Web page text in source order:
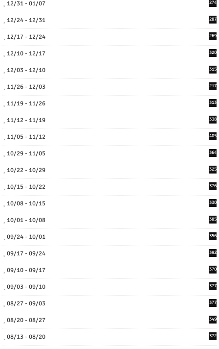
12/31 - 01/07 274
12/24 - 12/31 287
12/17 - 12/24 269
12/10 - 12/17 320
12/03 - 12/10 315
11/26 - 12/03 217
11/19 - 11/26 313
11/12 - 11/19 338
11/05 - 11/12 405
10/29 - 11/05 364
10/22 - 10/29 325
10/15 - 10/22 376
10/08 - 10/15 330
10/01 - 10/08 385
09/24 - 10/01 356
09/17 - 09/24 392
09/10 - 09/17 370
09/03 - 09/10 377
08/27 - 09/03 377
08/20 - 08/27 349
08/13 - 08/20 372